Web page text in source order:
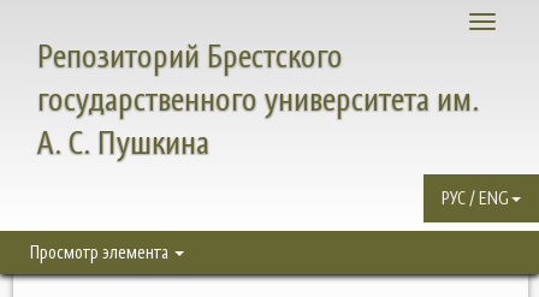
Toggle
Репозиторий Брестского
государственного университета им.
А. С. Пушкина
РУС / ENG
Просмотр элемента